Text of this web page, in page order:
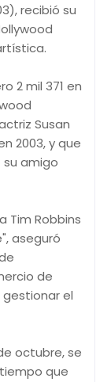
recibió su
2 mil 371 en
Susan
2003, y que
amigo
Tim Robbins
aseguró
de
el
octubre, se
que